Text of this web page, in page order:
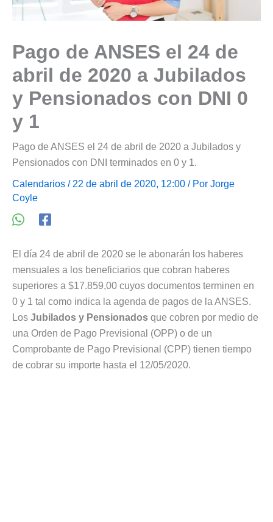
Pago de ANSES el 24 de
abril de 2020 a Jubilados
y Pensionados con DNI 0
y 1
Pago de ANSES el 24 de abril de 2020 a Jubilados y
Pensionados con DNI terminados en 0 y 1.
Calendarios / 22 de abril de 2020, 12:00 / Por Jorge
Coyle
El día 24 de abril de 2020 se le abonarán los haberes
mensuales a los beneficiarios que cobran haberes
superiores a $17.859,00 cuyos documentos terminen en
0 y 1 tal como indica la agenda de pagos de la ANSES.
Los Jubilados y Pensionados que cobren por medio de
una Orden de Pago Previsional (OPP) o de un
Comprobante de Pago Previsional (CPP) tienen tiempo
de cobrar su importe hasta el 12/05/2020.